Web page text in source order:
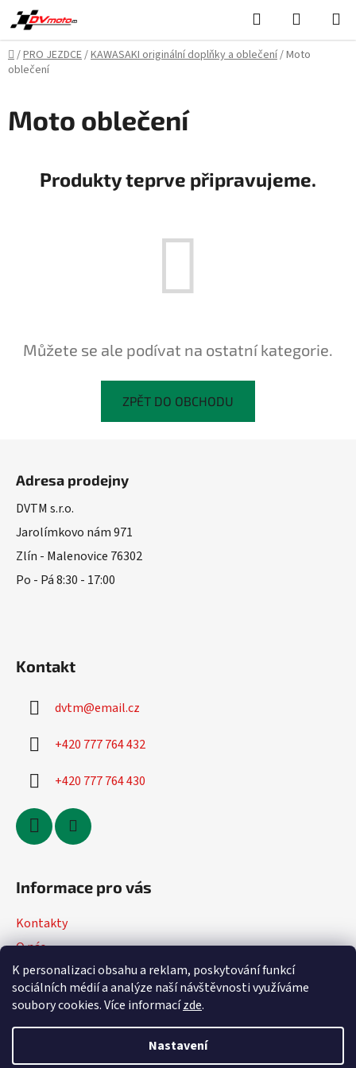
K personalizaci obsahu a reklam, poskytování funkcí
sociálních médií a analýze naší návštěvnosti využíváme
soubory cookies. Více informacízde.
Nastavení
Přejít
na
obsah
Hledat
KOŠÍK
Domů
/PRO JEZDCE/KAWASAKI originální doplňky a oblečení/Moto
oblečení
Moto oblečení
Produkty teprve připravujeme.
Můžete se ale podívat na ostatní kategorie.
ZPĚT DO OBCHODU
Adresa prodejny
DVTM s.r.o.
Jarolímkovo nám 971
Zlín - Malenovice 76302
Po - Pá 8:30 - 17:00
Kontakt
dvtm@email.cz
+420 777 764 432
+420 777 764 430
Informace pro vás
Kontakty
O nás
Jak nakupovat
Obchodní podmínky